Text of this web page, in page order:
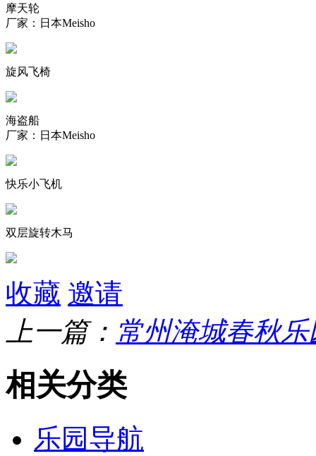
摩天轮
厂家：日本Meisho
旋风飞椅
海盗船
厂家：日本Meisho
快乐小飞机
双层旋转木马
收藏 邀请
上一篇： 常州淹城春秋乐
相关分类
乐园导航